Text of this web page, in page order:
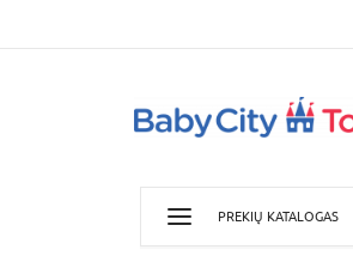
PREKIŲ KATALOGAS